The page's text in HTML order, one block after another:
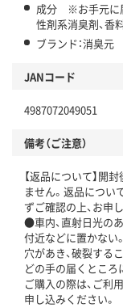
成分 ※お手元に
性剤系消臭剤、香
ブランド：消臭元
JANコード
4987072049051
備考（ご注意）
【返品について】開
ません。返品につい
ずご確認の上、お申
●車内、直射日光の
付近などに置かな
穴があき、破裂する
どの手の届くところ
ご購入の際は、ご利
申し込みください。